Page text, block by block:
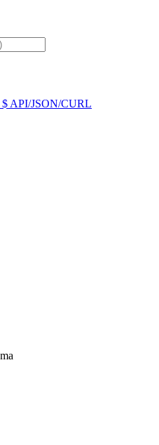
$ API/JSON/CURL